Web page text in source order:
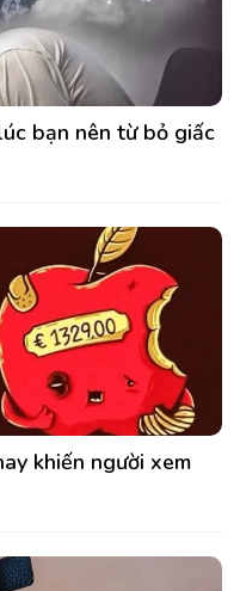
bạn nên từ bỏ giấc
khiến người xem